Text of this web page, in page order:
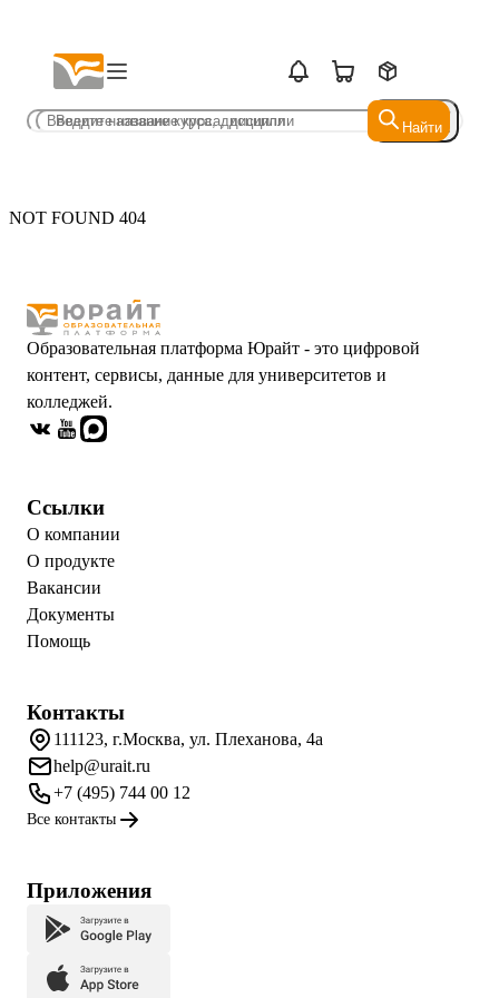
Найти
Найти
NOT FOUND 404
Образовательная платформа Юрайт - это цифровой
контент, сервисы, данные для университетов и
колледжей.
Ссылки
О компании
О продукте
Вакансии
Документы
Помощь
Контакты
111123, г.Москва, ул. Плеханова, 4а
help@urait.ru
+7 (495) 744 00 12
Все контакты
Приложения